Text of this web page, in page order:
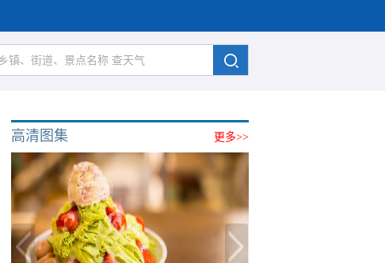
更多>>
高清图集